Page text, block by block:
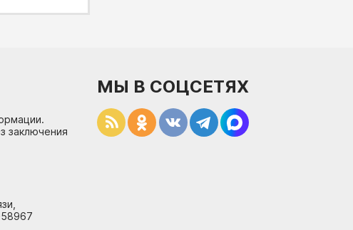
заключения
МЫ В СОЦСЕТЯХ